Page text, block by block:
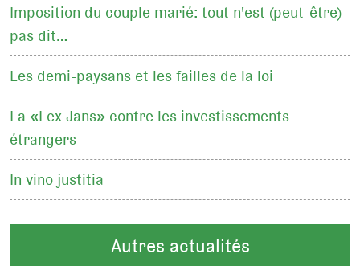
Imposition du couple marié: tout n'est (peut-être)
pas dit…
Les demi-paysans et les failles de la loi
La «Lex Jans» contre les investissements
étrangers
In vino justitia
Autres actualités